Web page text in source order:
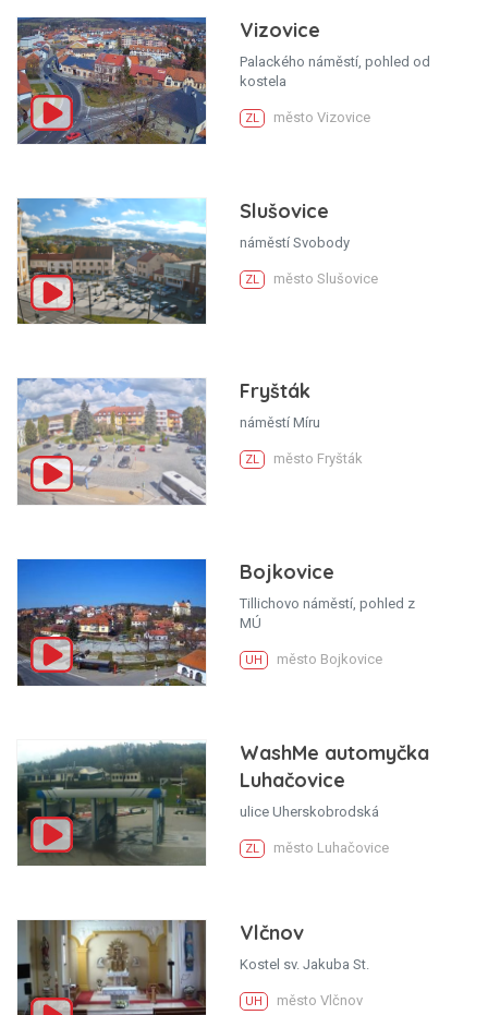
Vizovice
Palackého náměstí, pohled od
kostela
ZL město Vizovice
Slušovice
náměstí Svobody
ZL město Slušovice
Fryšták
náměstí Míru
ZL město Fryšták
Bojkovice
Tillichovo náměstí, pohled z
MÚ
UH město Bojkovice
WashMe automyčka
Luhačovice
ulice Uherskobrodská
ZL město Luhačovice
Vlčnov
Kostel sv. Jakuba St.
UH město Vlčnov